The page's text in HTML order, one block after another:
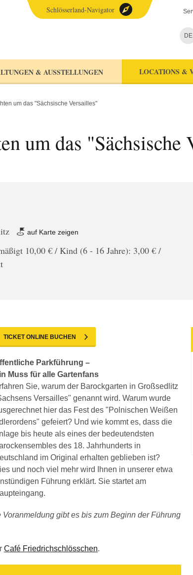
DE
& AUSSTELLUNGEN LOCATIONS &
Schlösserland-Navigator
um das "Sächsische Versailles"
um das "Sächsische
auf Karte zeigen
10,00 € / Kind (6 - 16 Jahre): 3,00 € /
TICKET ONLINE BUCHEN
Parkführung –
Muss für alle Gartenfans
Sie, warum der Barockgarten in Großsedlitz
Versailles" genannt wird. Warum wurde
hier das Fest des "Polnischen Weißen
gefeiert? Und wie kommt es, dass die
bis heute als eines der bedeutendsten
des 18. Jahrhunderts in
im Original erhalten geblieben ist?
und noch viel mehr wird Ihnen in unserer etwa
Führung erklärt. Sie startet am
gibt es bis zum Beginn der Führung
Café Friedrichschlösschen.